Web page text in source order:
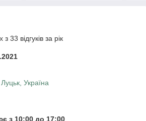
33 відгуків за рік
Україна
з 10:00 до 17:00